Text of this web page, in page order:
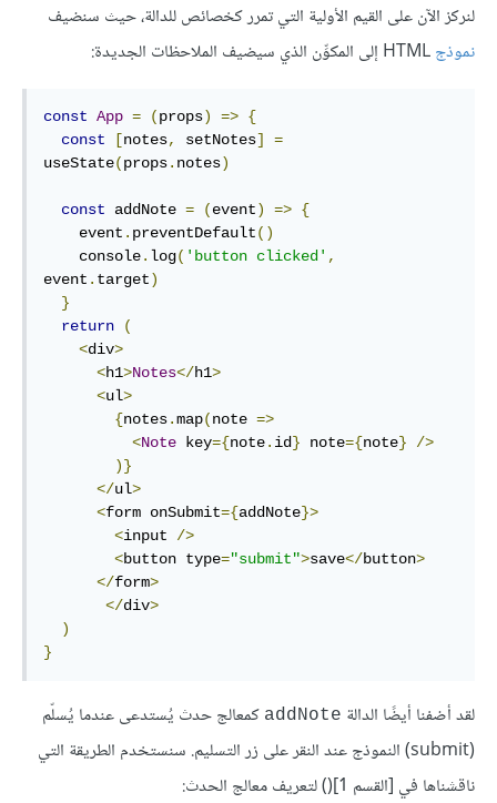
لنركز الآن على القيم الأولية التي تمرر كخصائص للدالة، حيث سنضيف
نموذج
const App = (props) => {
const
[notes, setNotes]
=
useState(props. notes)
const addNote = (event) => {
    event
. preventDefault()
    console
. log( 'button clicked' ,
event . target)
}
return
(
<div>
<h1>Notes</h1>
<ul>
{notes.map(note =>
<Note key={note. id} note={note}
/>
)}
</ul>
<form onSubmit={addNote}>
<input />
<button type="submit">save</button>
</form>
</div>
)
}
لقد أضفنا أيضًا الدالة addNote كمعالج حدث يُستدعى عندما يُسلّم
(submit) النموذج عند النقر على زر التسليم. سنستخدم الطريقة التي
ناقشناها في [القسم 1]() لتعريف معالج الحدث: